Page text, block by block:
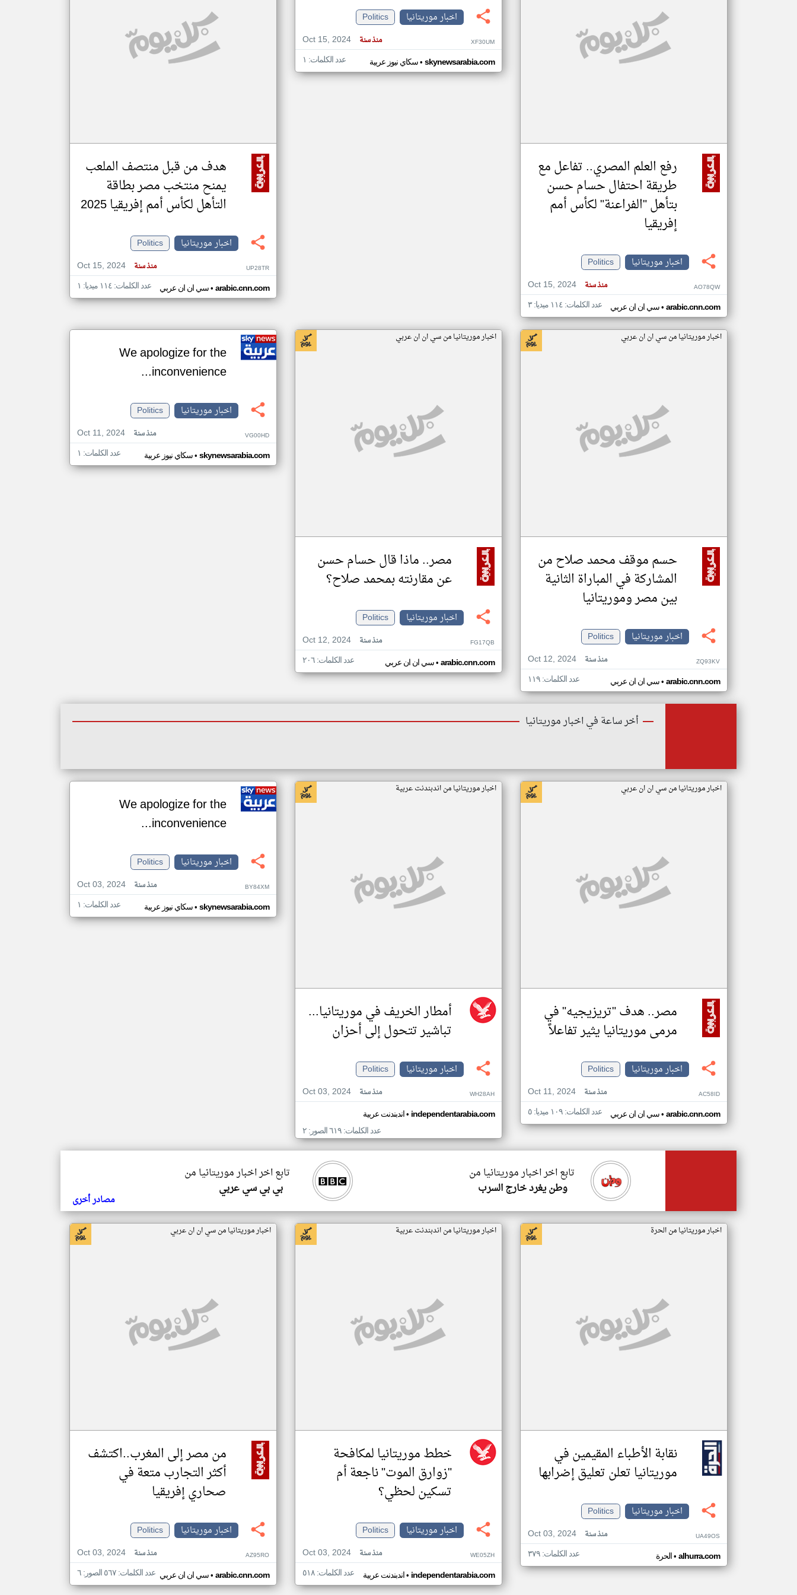
مصادر الأخبار من موريتانيا
رفع العلم المصري.. تفاعل مع
طريقة احتفال حسام حسن
بتأهل "الفراعنة" لكأس أمم
إفريقيا
اخبار موريتانيا
Politics
Oct 15, 2024
منذ سنة AO78QW
سي ان ان عربي• arabic.cnn.com عدد الكلمات: ١١٤ ميديا: ٣
اخبار موريتانيا
Politics
Oct 15, 2024
منذ سنة XF30UM
سكاي نيوز عربية• skynewsarabia.com عدد الكلمات: ١
هدف من قبل منتصف الملعب
يمنح منتخب مصر بطاقة
التأهل لكأس أمم إفريقيا 2025
اخبار موريتانيا
Politics
Oct 15, 2024
منذ سنة UP28TR
سي ان ان عربي• arabic.cnn.com عدد الكلمات: ١١٤ ميديا: ١
اخبار موريتانيا من سي ان ان عربي
حسم موقف محمد صلاح من
المشاركة في المباراة الثانية
بين مصر وموريتانيا
اخبار موريتانيا
Politics
Oct 12, 2024
منذ سنة ZQ93KV
سي ان ان عربي• arabic.cnn.com عدد الكلمات: ١١٩
اخبار موريتانيا من سي ان ان عربي
مصر.. ماذا قال حسام حسن
عن مقارنته بمحمد صلاح؟
اخبار موريتانيا
Politics
Oct 12, 2024
منذ سنة FG17QB
سي ان ان عربي• arabic.cnn.com عدد الكلمات: ٢٠٦
We apologize for the
inconvenience...
اخبار موريتانيا
Politics
Oct 11, 2024
منذ سنة VG00HD
سكاي نيوز عربية• skynewsarabia.com عدد الكلمات: ١
أخر ساعة في اخبار موريتانيا
اخبار موريتانيا من سي ان ان عربي
مصر.. هدف "تريزيجيه" في
مرمى موريتانيا يثير تفاعلاً
اخبار موريتانيا
Politics
Oct 11, 2024
منذ سنة AC58ID
سي ان ان عربي• arabic.cnn.com عدد الكلمات: ١٠٩ ميديا: ٥
اخبار موريتانيا من اندبندنت عربية
أمطار الخريف في موريتانيا...
تباشير تتحول إلى أحزان
اخبار موريتانيا
Politics
Oct 03, 2024
منذ سنة WH28AH
اندبندنت عربية• independentarabia.com
عدد الكلمات: ٦١٩ الصور: ٢
We apologize for the
inconvenience...
اخبار موريتانيا
Politics
Oct 03, 2024
منذ سنة BY84XM
سكاي نيوز عربية• skynewsarabia.com عدد الكلمات: ١
تابع اخر اخبار موريتانيا من
بي بي سي عربي
تابع اخر اخبار موريتانيا من
وطن يغرد خارج السرب
مصادر أخرى
اخبار موريتانيا من الحرة
نقابة الأطباء المقيمين في
موريتانيا تعلن تعليق إضرابها
اخبار موريتانيا
Politics
Oct 03, 2024
منذ سنة UA49OS
الحرة• alhurra.com عدد الكلمات: ٣٧٩
اخبار موريتانيا من اندبندنت عربية
خطط موريتانيا لمكافحة
"زوارق الموت" ناجعة أم
تسكين لحظي؟
اخبار موريتانيا
Politics
Oct 03, 2024
منذ سنة WE05ZH
اندبندنت عربية• independentarabia.com عدد الكلمات: ٥١٨
اخبار موريتانيا من سي ان ان عربي
من مصر إلى المغرب..اكتشف
أكثر التجارب متعة في
صحاري إفريقيا
اخبار موريتانيا
Politics
Oct 03, 2024
منذ سنة AZ95RO
سي ان ان عربي• arabic.cnn.com عدد الكلمات: ٥٦٧ الصور: ٦